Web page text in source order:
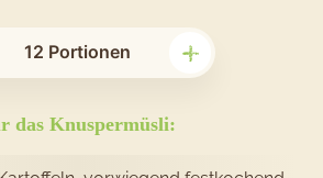
Rezept
12 Portionen +
das Knuspermüsli: